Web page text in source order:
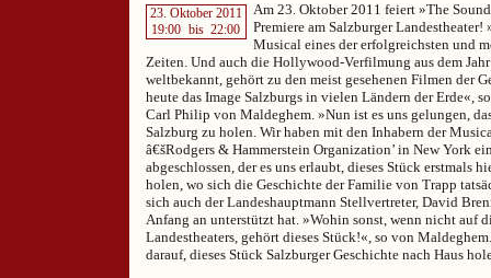
23. Oktober 2011
19:00 bis 22:00
Am 23. Oktober 2011 feiert »The Sound
Premiere am Salzburger Landestheater!
Musical eines der erfolgreichsten und
Zeiten. Und auch die Hollywood-Verfilmung aus dem
weltbekannt, gehört zu den meist gesehenen Filmen der
heute das Image Salzburgs in vielen Ländern der Erde«,
Carl Philip von Maldeghem. »Nun ist es uns gelungen,
Salzburg zu holen. Wir haben mit den Inhabern der
â€šRodgers & Hammerstein Organization’ in New York
abgeschlossen, der es uns erlaubt, dieses Stück erstmals
holen, wo sich die Geschichte der Familie von Trapp
sich auch der Landeshauptmann Stellvertreter, David
Anfang an unterstützt hat. »Wohin sonst, wenn nicht auf
Landestheaters, gehört dieses Stück!«, so von
darauf, dieses Stück Salzburger Geschichte nach Haus